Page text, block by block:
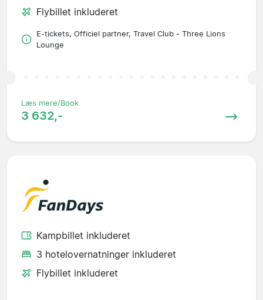
Flybillet inkluderet
E-tickets, Officiel partner, Travel Club - Three Lions
Lounge
Læs mere/Book
3 632,-
Kampbillet inkluderet
3 hotelovernatninger inkluderet
Flybillet inkluderet